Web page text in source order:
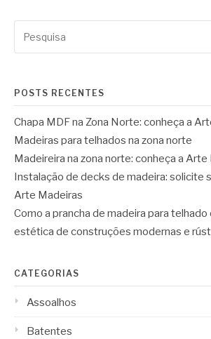
por:
POSTS RECENTES
Chapa MDF na Zona Norte: conheça a
Madeiras para telhados na zona norte
Madeireira na zona norte: conheça a Arte
Instalação de decks de madeira: solicite
Arte Madeiras
Como a prancha de madeira para telhado
estética de construções modernas e
CATEGORIAS
Assoalhos
Batentes